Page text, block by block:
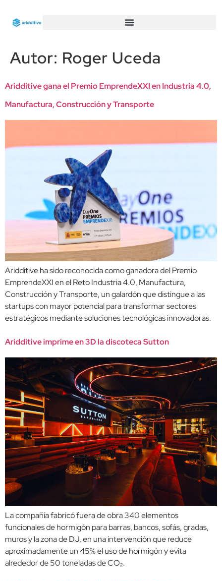
Autor: Roger Uceda
Aridditive gana el Premio EmprendeXXI en Industria 4.0,
Manufactura, Construcción y Transporte
Aridditive ha sido reconocida como ganadora del Premio
EmprendeXXI en el Reto Industria 4.0, Manufactura,
Construcción y Transporte, un galardón que distingue a las
startups con mayor potencial para transformar sectores
estratégicos mediante soluciones tecnológicas innovadoras.
Aridditive imprime en 3D la discoteca Sutton
La compañía fabricó fuera de obra 340 elementos
funcionales de hormigón para barras, bancos, sofás, gradas,
muros y la zona de DJ, en una intervención que reduce
aproximadamente un 45% el uso de hormigón y evita
alrededor de 50 toneladas de CO₂.